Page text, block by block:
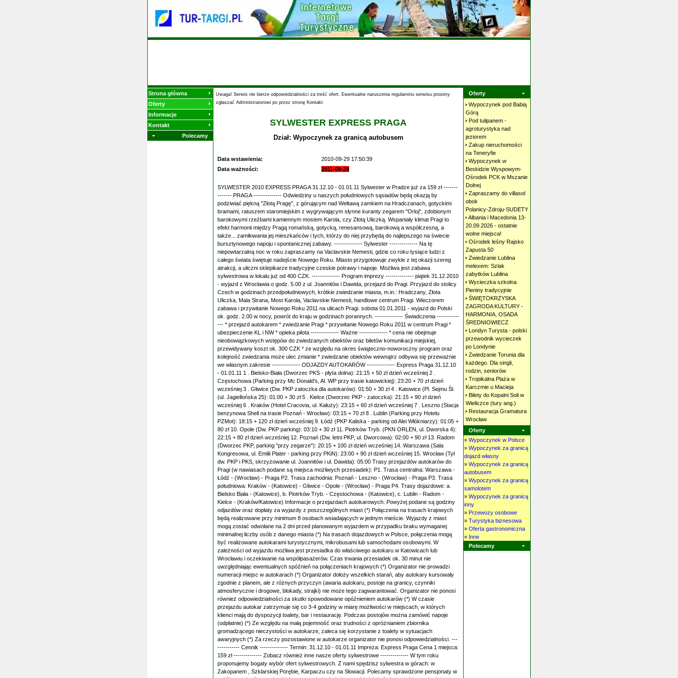
Strona główna
Oferty
Informacje
Kontakt
Polecamy
Uwaga! Serwis nie bierze odpowiedzialności za treść ofert. Ewentualne naruszenia regulaminu serwisu prosimy
zgłaszać Administratorowi po przez stronę Kontakt
SYLWESTER EXPRESS PRAGA
Dział: Wypoczynek za granicą autobusem
Data wstawienia:
2010-09-29 17:50:39
Data ważności:
2011-09-29
SYLWESTER 2010 EXPRESS PRAGA 31.12.10 - 01.01.11 Sylwester w Pradze już za 159 zł -------
------- PRAGA -------------- Odwiedziny u naszych południowych sąsiadów będą okazją by
podziwiać piękną "Złotą Pragę", z górującym nad Wełtawą zamkiem na Hradczanach, gotyckimi
bramami, ratuszem staromiejskim z wygrywającym słynne kuranty zegarem "Orloj", zdobionym
barokowymi rzeźbami kamiennym mostem Karola, czy Złotą Uliczką. Wspaniały klimat Pragi to
efekt harmonii między Pragą romańską, gotycką, renesansową, barokową a współczesną, a
także... zamiłowania jej mieszkańców i tych, którzy do niej przybędą do najlepszego na świecie
bursztynowego napoju i spontanicznej zabawy. -------------- Sylwester -------------- Na tę
niepowtarzalną noc w roku zapraszamy na Vaclavskie Nemesti, gdzie co roku tysiące ludzi z
całego świata świętuje nadejście Nowego Roku. Miasto przygotowuje zwykle z tej okazji szereg
atrakcji, a uliczni sklepikarze tradycyjne czeskie potrawy i napoje. Możliwa jest zabawa
sylwestrowa w lokalu już od 400 CZK. -------------- Program imprezy -------------- piątek 31.12.2010
- wyjazd z Wrocławia o godz. 5.00 z ul. Joannitów i Dawida, przejazd do Pragi. Przyjazd do stolicy
Czech w godzinach przedpołudniowych, krótkie zwiedzanie miasta, m.in.: Hradczany, Złota
Uliczka, Mala Strana, Most Karola, Vaclavskie Nemesti, handlowe centrum Pragi. Wieczorem
zabawa i przywitanie Nowego Roku 2011 na ulicach Pragi. sobota 01.01.2011 - wyjazd do Polski
ok. godz. 2.00 w nocy, powrót do kraju w godzinach porannych. -------------- Świadczenia -----------
--- * przejazd autokarem * zwiedzanie Pragi * przywitanie Nowego Roku 2011 w centrum Pragi *
ubezpieczenie KL i NW * opieka pilota -------------- Ważne -------------- * cena nie obejmuje
nieobowiązkowych wstępów do zwiedzanych obiektów oraz biletów komunikacji miejskiej,
przewidywany koszt ok. 300 CZK * ze względu na okres świąteczno-noworoczny program oraz
kolejność zwiedzania może ulec zmianie * zwiedzanie obiektów wewnątrz odbywa się przeważnie
we własnym zakresie -------------- ODJAZDY AUTOKARÓW -------------- Express Praga 31.12.10
- 01.01.11 1 . Bielsko-Biała (Dworzec PKS - płyta dolna): 21:15 + 50 zł dzień wcześniej 2 .
Częstochowa (Parking przy Mc Donald’s, Al. WP przy trasie katowickiej): 23:20 + 70 zł dzień
wcześniej 3 . Gliwice (Dw. PKP zatoczka dla autokarów): 01:50 + 30 zł 4 . Katowice (Pl. Sejmu Śl.
(ul. Jagiellońska 25): 01:00 + 30 zł 5 . Kielce (Dworzec PKP - zatoczka): 21:15 + 90 zł dzień
wcześniej 6 . Kraków (Hotel Cracovia, ul. Kałuży): 23:15 + 60 zł dzień wcześniej 7 . Leszno (Stacja
benzynowa Shell na trasie Poznań - Wrocław): 03:15 + 70 zł 8 . Lublin (Parking przy Hotelu
PZMot): 18:15 + 120 zł dzień wcześniej 9. Łódź (PKP Kaliska - parking od Alei Włókniarzy): 01:05 +
80 zł 10. Opole (Dw. PKP parking): 03:10 + 30 zł 11. Piotrków Tryb. (PKN ORLEN, ul. Dworska 4):
22:15 + 80 zł dzień wcześniej 12. Poznań (Dw. letni PKP, ul. Dworcowa): 02:00 + 90 zł 13. Radom
(Dworzec PKP, parking "przy zegarze"): 20:15 + 100 zł dzień wcześniej 14. Warszawa (Sala
Kongresowa, ul. Emilii Plater - parking przy PKiN): 23:00 + 90 zł dzień wcześniej 15. Wrocław (Tył
dw. PKP i PKS, skrzyżowanie ul. Joannitów i ul. Dawida): 05:00 Trasy przejazdów autokarów do
Pragi (w nawiasach podane są miejsca możliwych przesiadek): P1. Trasa centralna: Warszawa -
Łódź - (Wrocław) - Praga P2. Trasa zachodnia: Poznań - Leszno - (Wrocław) - Praga P3. Trasa
południowa: Kraków - (Katowice) - Gliwice - Opole - (Wrocław) - Praga P4. Trasy dojazdowe: a.
Bielsko Biała - (Katowice), b. Piotrków Tryb. - Częstochowa - (Katowice), c. Lublin - Radom -
Kielce - (Kraków/Katowice) Informacje o przejazdach autokarowych. Powyżej podane są godziny
odjazdów oraz dopłaty za wyjazdy z poszczególnych miast (*) Połączenia na trasach krajowych
będą realizowane przy minimum 8 osobach wsiadających w jednym mieście. Wyjazdy z miast
mogą zostać odwołane na 2 dni przed planowanym wyjazdem w przypadku braku wymaganej
minimalnej liczby osób z danego miasta (*) Na trasach dojazdowych w Polsce, połączenia mogą
być realizowane autokarami turystycznymi, mikrobusami lub samochodami osobowymi. W
zależności od wyjazdu możliwa jest przesiadka do właściwego autokaru w Katowicach lub
Wrocławiu i oczekiwanie na współpasażerów. Czas trwania przesiadek ok. 30 minut nie
uwzględniając ewentualnych spóźnień na połączeniach krajowych (*) Organizator nie prowadzi
numeracji miejsc w autokarach (*) Organizator dołoży wszelkich starań, aby autokary kursowały
zgodnie z planem, ale z różnych przyczyn (awaria autokaru, postoje na granicy, czynniki
atmosferyczne i drogowe, blokady, strajki) nie może tego zagwarantować. Organizator nie ponosi
również odpowiedzialności za skutki spowodowane opóźnieniem autokarów (*) W czasie
przejazdu autokar zatrzymuje się co 3-4 godziny w miarę możliwości w miejscach, w których
klienci mają do dyspozycji toalety, bar i restaurację. Podczas postojów można zamówić napoje
(odpłatnie) (*) Ze względu na małą pojemność oraz trudności z opróżnianiem zbiornika
gromadzącego nieczystości w autokarze, zaleca się korzystanie z toalety w sytuacjach
awaryjnych (*) Za rzeczy pozostawione w autokarze organizator nie ponosi odpowiedzialności. ---
----------- Cennik -------------- Termin: 31.12.10 - 01.01.11 Impreza: Express Praga Cena 1 miejsca:
159 zł -------------- Zobacz również inne nasze oferty sylwestrowe -------------- W tym roku
proponujemy bogaty wybór ofert sylwestrowych. Z nami spędzisz sylwestra w górach: w
Zakopanem , Szklarskiej Porębie, Karpaczu czy na Słowacji. Polecamy sprawdzone pensjonaty w
Oferty
Wypoczynek pod Babią
Górą
Pod tulipanem -
agroturystyka nad
jeziorem
Zakup nieruchomości
na Teneryfie
Wypoczynek w
Beskidzie Wyspowym-
Ośrodek PCK w Mszanie
Dolnej
Zapraszamy do villasol
obok
Polanicy-Zdroju-SUDETY
Albania i Macedonia 13-
20.09.2026 - ostatnie
wolne miejsca!
Ośrodek leśny Rajsko
Zapusta 50
Zwiedzanie Lublina
melexem: Szlak
zabytków Lublina
Wycieczka szkolna
Pieniny tradycyjnie
ŚWIĘTOKRZYSKA
ZAGRODA KULTURY -
HARMONIA, OSADA
ŚREDNIOWIECZ
Londyn Turysta - polski
przewodnik wycieczek
po Londynie
Zwiedzanie Torunia dla
każdego. Dla singli,
rodzin, seniorów
Tropikalna Plaża w
Karczmie u Macieja
Bilety do Kopalni Soli w
Wieliczce (tury ang.)
Restauracja Gramatura
Wrocław
Oferty
» Wypoczynek w Polsce
» Wypoczynek za granicą
dojazd własny
» Wypoczynek za granicą
autobusem
» Wypoczynek za granicą
samolotem
» Wypoczynek za granicą
inny
» Przewozy osobowe
» Turystyka biznesowa
» Oferta gastronomiczna
» Inne
Polecamy